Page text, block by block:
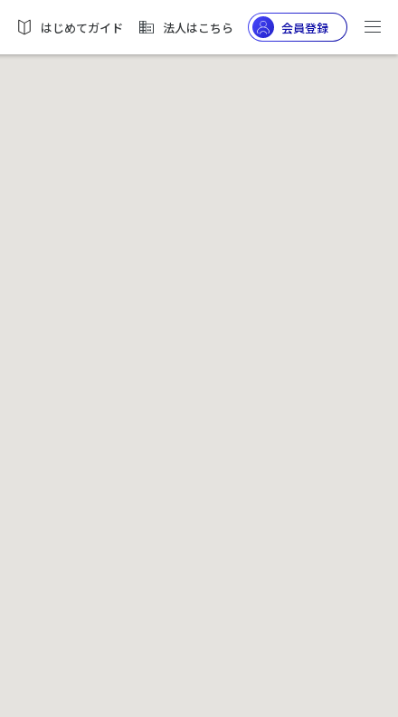
はじめてガイド 法人はこちら 会員登録